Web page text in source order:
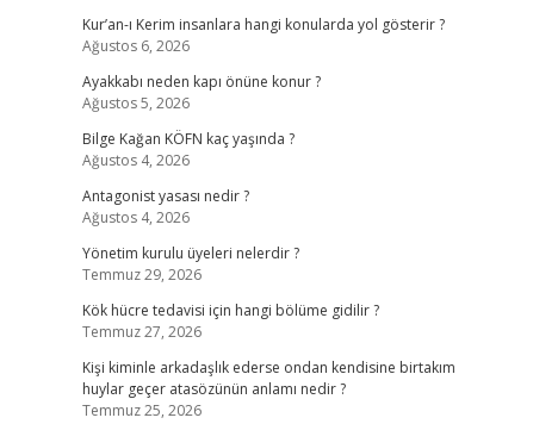
Kur’an-ı Kerim insanlara hangi konularda yol gösterir ?
Ağustos 6, 2026
Ayakkabı neden kapı önüne konur ?
Ağustos 5, 2026
Bilge Kağan KÖFN kaç yaşında ?
Ağustos 4, 2026
Antagonist yasası nedir ?
Ağustos 4, 2026
Yönetim kurulu üyeleri nelerdir ?
Temmuz 29, 2026
Kök hücre tedavisi için hangi bölüme gidilir ?
Temmuz 27, 2026
Kişi kiminle arkadaşlık ederse ondan kendisine birtakım
huylar geçer atasözünün anlamı nedir ?
Temmuz 25, 2026